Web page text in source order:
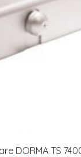
DORMA TS